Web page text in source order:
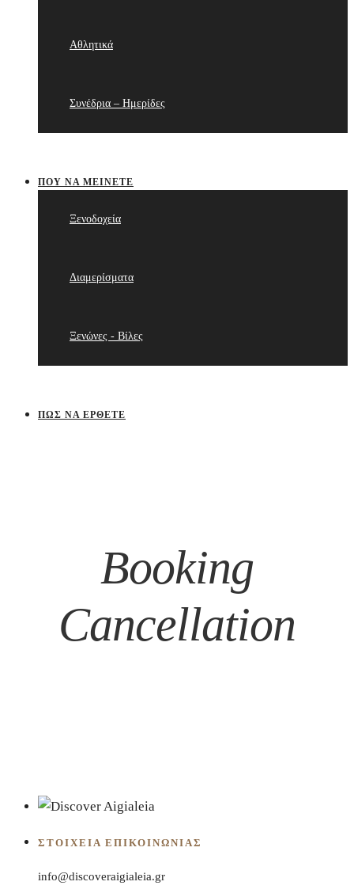
Αθλητικά
Συνέδρια – Ημερίδες
ΠΟΥ ΝΑ ΜΕΊΝΕΤΕ
Ξενοδοχεία
Διαμερίσματα
Ξενώνες - Βίλες
ΠΩΣ ΝΑ ΈΡΘΕΤΕ
Booking
Cancellation
ΣΤΟΙΧΕΊΑ ΕΠΙΚΟΙΝΩΝΊΑΣ
info@discoveraigialeia.gr